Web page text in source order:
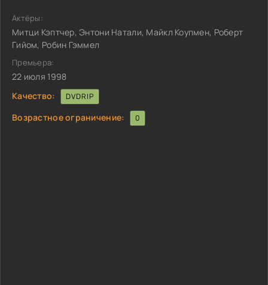
Актёры:
Митци Кэптчер, Энтони Натали, Майкл Коупмен, Роберт
Гийом, Робин Гэммел
Премьера:
22 июля 1998
Качество:
DVDRIP
Возрастное ограничение: 0